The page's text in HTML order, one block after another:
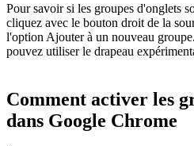
Pour savoir si les groupes d'onglets
cliquez avec le bouton droit de la
l'option Ajouter à un nouveau
pouvez utiliser le drapeau
Comment activer les
dans Google Chrome